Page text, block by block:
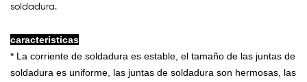
soldadura.
caracteristicas
* La corriente de soldadura es estable, el tamaño de las juntas de
soldadura es uniforme, las juntas de soldadura son hermosas, las